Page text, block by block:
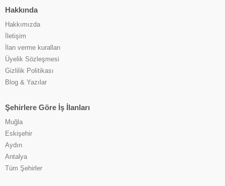
Hakkında
Hakkımızda
İletişim
İlan verme kuralları
Üyelik Sözleşmesi
Gizlilik Politikası
Blog & Yazılar
Şehirlere Göre İş İlanları
Muğla
Eskişehir
Aydın
Antalya
Tüm Şehirler